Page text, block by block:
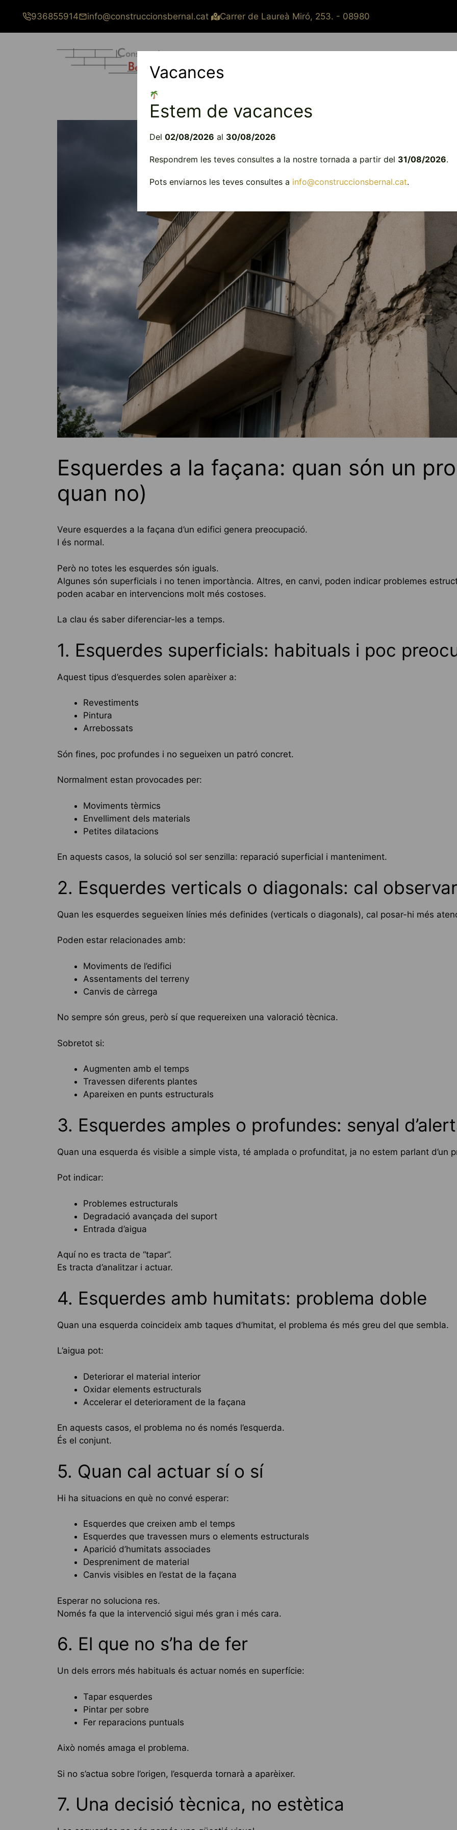
contingut
936855914 info@construccionsbernal.cat Carrer de Laureà Miró, 253. - 08980
Esquerdes a la façana: quan són un
quan no)
Veure esquerdes a la façana d’un edifici genera preocupació.
I és normal.
Però no totes les esquerdes són iguals.
Algunes són superficials i no tenen importància. Altres, en canvi, poden indicar problemes
poden acabar en intervencions molt més costoses.
La clau és saber diferenciar-les a temps.
1. Esquerdes superficials: habituals i poc
Aquest tipus d’esquerdes solen aparèixer a:
Revestiments
Pintura
Arrebossats
Són fines, poc profundes i no segueixen un patró concret.
Normalment estan provocades per:
Moviments tèrmics
Envelliment dels materials
Petites dilatacions
En aquests casos, la solució sol ser senzilla: reparació superficial i manteniment.
2. Esquerdes verticals o diagonals: cal
Quan les esquerdes segueixen línies més definides (verticals o diagonals), cal posar-hi més
Poden estar relacionades amb:
Moviments de l’edifici
Assentaments del terreny
Canvis de càrrega
No sempre són greus, però sí que requereixen una valoració tècnica.
Sobretot si:
Augmenten amb el temps
Travessen diferents plantes
Apareixen en punts estructurals
3. Esquerdes amples o profundes: senyal
Quan una esquerda és visible a simple vista, té amplada o profunditat, ja no estem parlant d’un
Pot indicar:
Problemes estructurals
Degradació avançada del suport
Entrada d’aigua
Aquí no es tracta de “tapar”.
Es tracta d’analitzar i actuar.
4. Esquerdes amb humitats: problema doble
Quan una esquerda coincideix amb taques d’humitat, el problema és més greu del que sembla.
L’aigua pot:
Deteriorar el material interior
Oxidar elements estructurals
Accelerar el deteriorament de la façana
En aquests casos, el problema no és només l’esquerda.
És el conjunt.
5. Quan cal actuar sí o sí
Hi ha situacions en què no convé esperar:
Esquerdes que creixen amb el temps
Esquerdes que travessen murs o elements estructurals
Aparició d’humitats associades
Despreniment de material
Canvis visibles en l’estat de la façana
Esperar no soluciona res.
Només fa que la intervenció sigui més gran i més cara.
6. El que no s’ha de fer
Un dels errors més habituals és actuar només en superfície:
Tapar esquerdes
Pintar per sobre
Fer reparacions puntuals
Això només amaga el problema.
Si no s’actua sobre l’origen, l’esquerda tornarà a aparèixer.
7. Una decisió tècnica, no estètica
Vacances
Estem de vacances
Del 02/08/2026 al 30/08/2026
Respondrem les teves consultes a la nostre tornada a partir del 31/08/2026.
Pots enviarnos les teves consultes a info@construccionsbernal.cat.